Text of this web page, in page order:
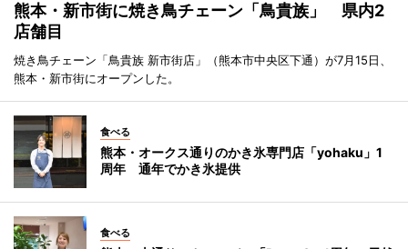
熊本・新市街に焼き鳥チェーン「鳥貴族」 県内2
店舗目
焼き鳥チェーン「鳥貴族 新市街店」（熊本市中央区下通）が7月15日、
熊本・新市街にオープンした。
食べる
熊本・オークス通りのかき氷専門店「yohaku」1
周年 通年でかき氷提供
食べる